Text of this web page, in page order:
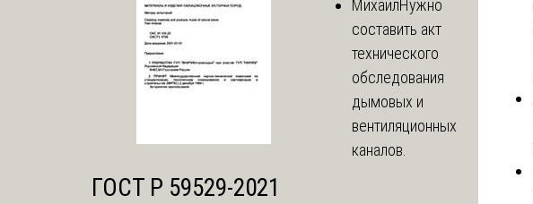
ГОСТ Р 59529-2021
МихаилНужно
составить акт
технического
обследования
дымовых и
вентиляционных
каналов.